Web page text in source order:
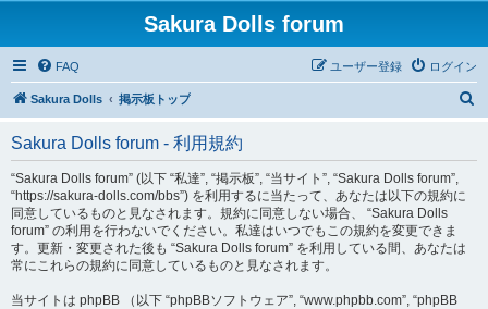
Sakura Dolls forum
FAQ ログイン
ユーザー登録
Sakura Dolls 掲示板トップ
Sakura Dolls forum - 利用規約
“Sakura Dolls forum” (以下 “私達”, “掲示板”, “当サイト”, “Sakura Dolls forum”,
“https://sakura-dolls.com/bbs”) を利用するに当たって、あなたは以下の規約に
同意しているものと見なされます。規約に同意しない場合、 “Sakura Dolls
forum” の利用を行わないでください。私達はいつでもこの規約を変更できま
す。更新・変更された後も “Sakura Dolls forum” を利用している間、あなたは
常にこれらの規約に同意しているものと見なされます。
当サイトは phpBB （以下 “phpBBソフトウェア”, “www.phpbb.com”, “phpBB